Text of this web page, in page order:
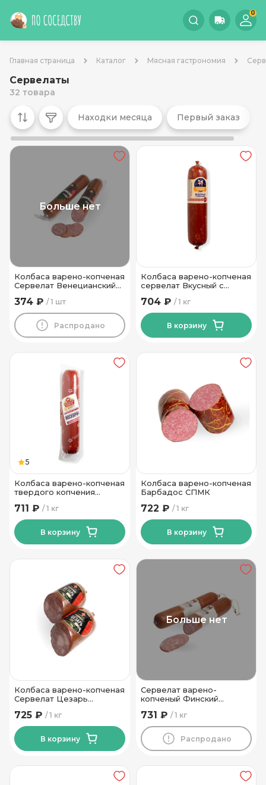
0
Главная страница Каталог Мясная гастрономия
Сервелаты
32 товара
Находки месяца Первый заказ
Больше нет
Колбаса варено-копченая
Сервелат Венецианский
400 гр
1 шт
374 ₽
Распродано
Колбаса варено-копченая
сервелат Вкусный с
1 кг
704 ₽
В корзину
5
Колбаса варено-копченая
твердого копчения
1 кг
711 ₽
В корзину
Колбаса варено-копченая
Барбадос СПМК
1 кг
722 ₽
В корзину
Колбаса варено-копченая
Сервелат Цезарь
МК
1 кг
725 ₽
В корзину
Больше нет
Сервелат варено-
копченый Финский
1 кг
731 ₽
Распродано